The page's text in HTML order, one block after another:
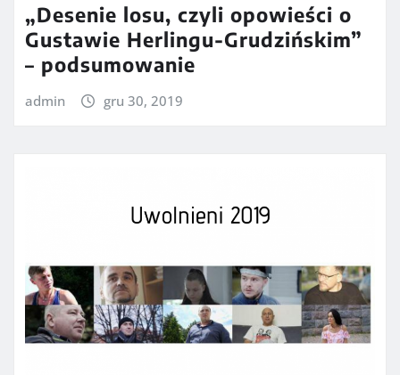
„Desenie losu, czyli opowieści o
Gustawie Herlingu-Grudzińskim”
– podsumowanie
admin gru 30, 2019